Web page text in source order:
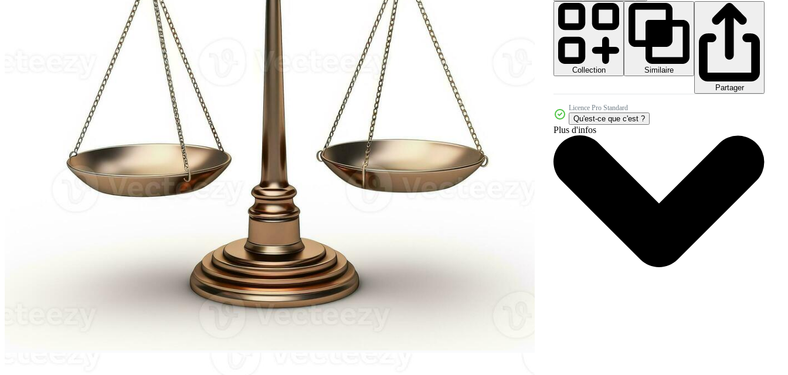
Collection
Similaire
Partager
Licence Pro Standard
Qu'est-ce que c'est ?
Plus d'infos